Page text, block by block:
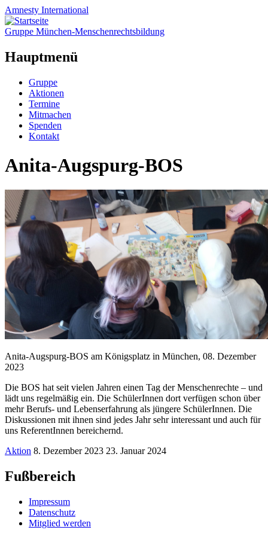
Amnesty International
Gruppe München-Menschenrechtsbildung
Hauptmenü
Zum
Inhalt
springen
Gruppe
Aktionen
Termine
Mitmachen
Spenden
Kontakt
Anita-Augspurg-BOS
Anita-Augspurg-BOS am Königsplatz in München, 08. Dezember
2023
Die BOS hat seit vielen Jahren einen Tag der Menschenrechte – und
lädt uns regelmäßig ein. Die SchülerInnen dort verfügen schon über
mehr Berufs- und Lebenserfahrung als jüngere SchülerInnen. Die
Diskussionen mit ihnen sind jedes Jahr sehr interessant und auch für
uns ReferentInnen bereichernd.
Aktion 8. Dezember 2023 23. Januar 2024
Fußbereich
Impressum
Datenschutz
Mitglied werden